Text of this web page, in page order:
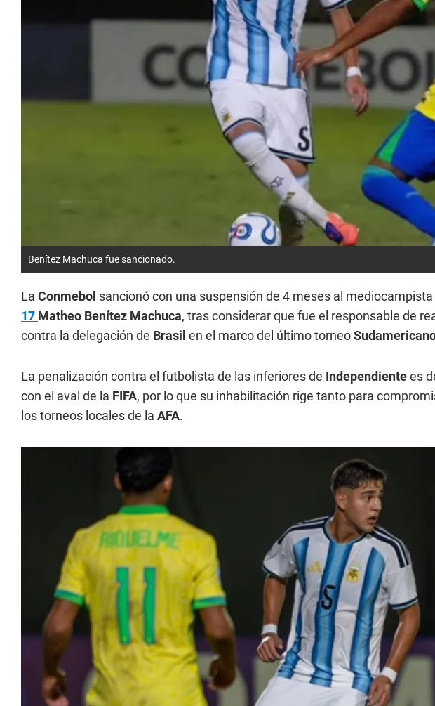
Benítez Machuca fue sancionado.
La Conmebol sancionó con una suspensión de 4 meses al mediocampista
17 Matheo Benítez Machuca, tras considerar que fue el responsable de
contra la delegación de Brasil en el marco del último torneo
La penalización contra el futbolista de las inferiores de Independientees
con el aval de la FIFA, por lo que su inhabilitación rige tanto para
los torneos locales de la AFA.